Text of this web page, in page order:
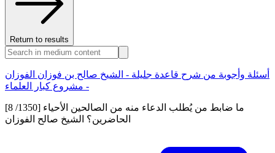
Return to results
أسئلة وأجوبة من شرح قاعدة جليلة - الشيخ صالح بن فوزان الفوزان
- مشروع كبار العلماء
[8 /1350] ما ضابط من يُطلب الدعاء منه من الصالحين الأحياء
الحاضرين؟ الشيخ صالح الفوزان